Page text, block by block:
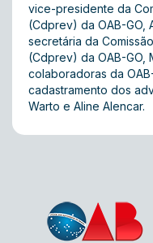
vice-presidente da
(Cdprev) da OAB-GO,
secretária da
(Cdprev) da OAB-GO,
colaboradoras da
cadastramento dos
Warto e Aline Alencar.